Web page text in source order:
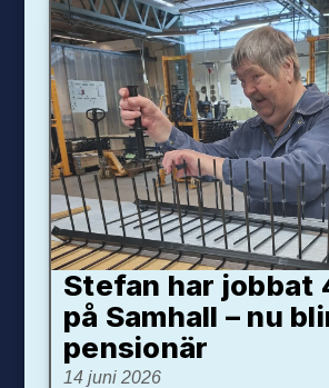
Stefan har jobbat
på Samhall – nu
pensionär
14 juni 2026